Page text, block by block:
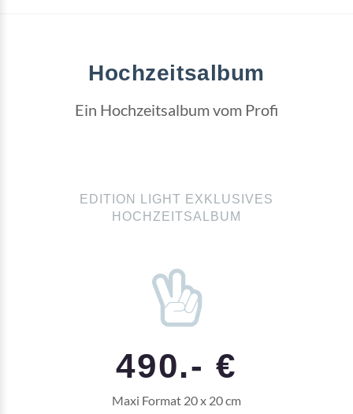
Hochzeitsalbum
Ein Hochzeitsalbum vom Profi
EDITION LIGHT EXKLUSIVES
HOCHZEITSALBUM
490.- €
Maxi Format 20 x 20 cm